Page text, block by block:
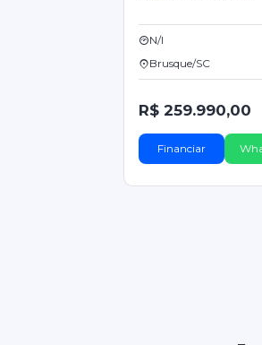
N/I
Brusque/SC
R$ 259.990,00
Financiar